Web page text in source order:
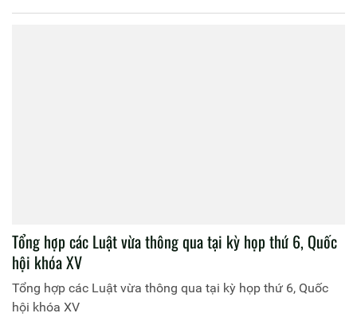
Tổng hợp các Luật vừa thông qua tại kỳ họp thứ 6, Quốc
hội khóa XV
Tổng hợp các Luật vừa thông qua tại kỳ họp thứ 6, Quốc
hội khóa XV